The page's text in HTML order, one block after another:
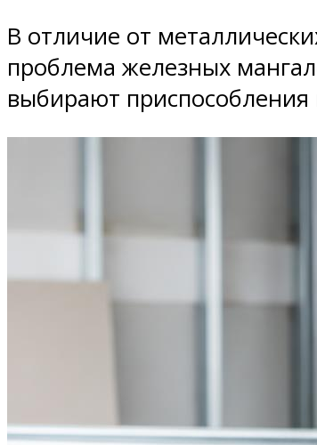
В отличие от
проблема железных
выбирают